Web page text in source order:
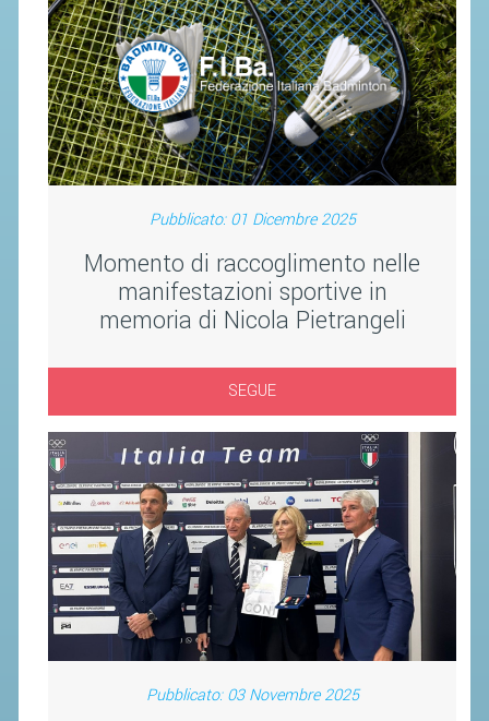
Pubblicato: 01 Dicembre 2025
Momento di raccoglimento nelle
manifestazioni sportive in
memoria di Nicola Pietrangeli
SEGUE
Pubblicato: 03 Novembre 2025
TESSERAMENTO
AFFILIAZIONE E TESSERAMENTO
QUOTE E TASSE
CONVENZIONI
LINE
ASSICURAZIONE
MODULI
GARE ED EVENTI
CALENDARIO
COMUNICATI
ALBO D'ORO CAMPIONATI ITALIANI
CAMPIONATI A SQUADRE
EVENTI INTERNAZIONALI
CLASSIFICHE NAZIONALI